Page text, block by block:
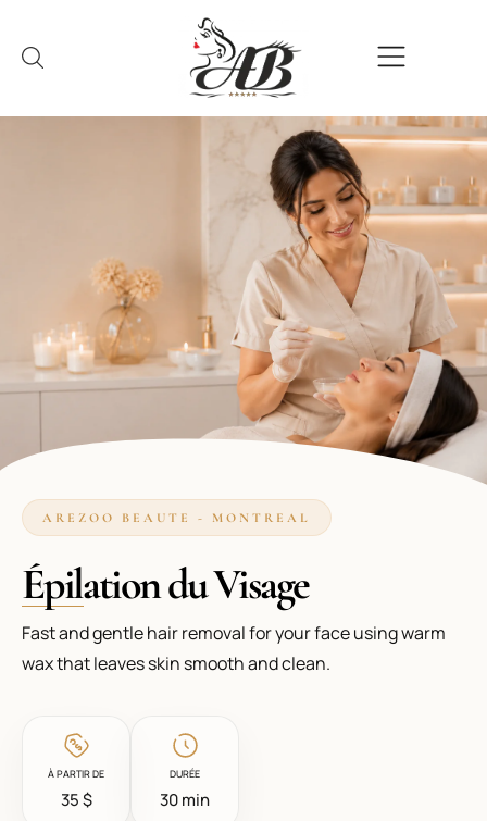
AREZOO BEAUTE - MONTREAL
Épilation du Visage
Fast and gentle hair removal for your face using warm
wax that leaves skin smooth and clean.
À PARTIR DE
35 $
DURÉE
30 min